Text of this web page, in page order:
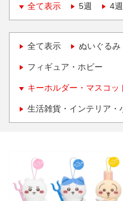
全て表示
5週 4週
全て表示 ぬいぐるみ
フィギュア・ホビー
キーホルダー・マスコッ
生活雑貨・インテリア・